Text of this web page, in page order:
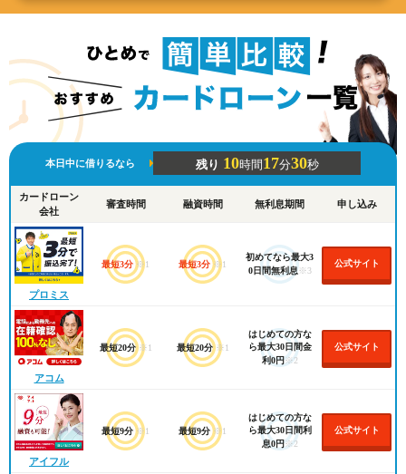
本日中に借りるなら 残り 10時間 17分30秒
カードローン
会社
審査時間 融資時間 無利息期間 申し込み
プロミス
最短3分※1 最短3分※1
初めてなら最大3
0日間無利息※3
公式サイト
アコム
最短20分※1 最短20分※1
はじめての方な
ら最大30日間金
利0円※2
公式サイト
アイフル
最短9分※1 最短9分※1
はじめての方な
ら最大30日間利
息0円※2
公式サイト